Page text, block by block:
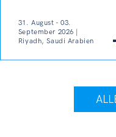
31. August - 03.
September 2026 |
Riyadh, Saudi Arabien